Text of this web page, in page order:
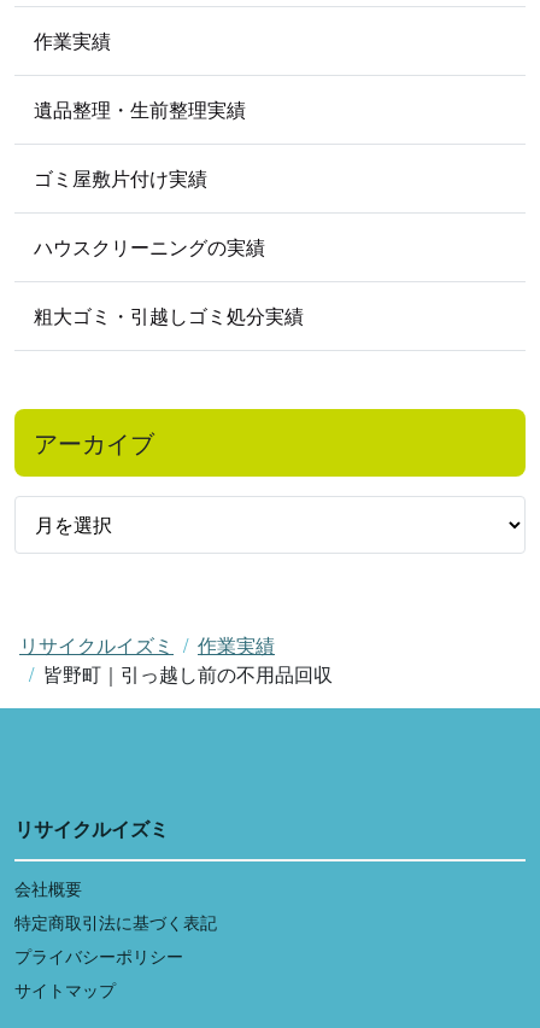
リサイクルイズミ
作業実績
皆野町｜引っ越し前の不用品回収
2009年5月
作業実績
遺品整理・生前整理実績
ゴミ屋敷片付け実績
ハウスクリーニングの実績
粗大ゴミ・引越しゴミ処分実績
アーカイブ
リサイクルイズミ
会社概要
特定商取引法に基づく表記
プライバシーポリシー
サイトマップ